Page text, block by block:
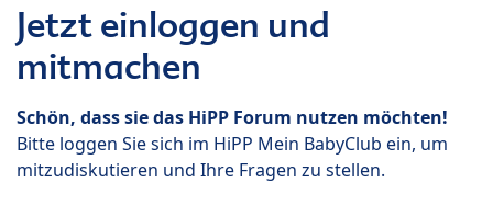
Jetzt einloggen und
mitmachen
Schön, dass sie das HiPP Forum nutzen möchten!
Bitte loggen Sie sich im HiPP Mein BabyClub ein, um
mitzudiskutieren und Ihre Fragen zu stellen.